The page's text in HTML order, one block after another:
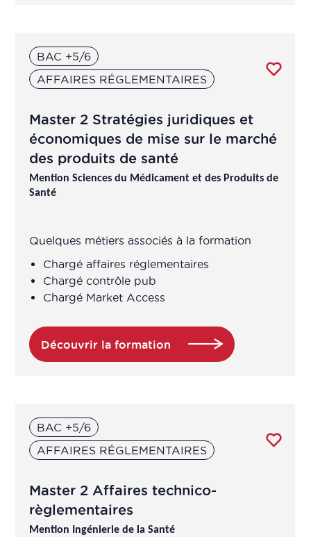
BAC +5/6
AFFAIRES RÉGLEMENTAIRES
Master 2 Stratégies juridiques et
économiques de mise sur le marché
des produits de santé
Mention Sciences du Médicament et des Produits de
Santé
Quelques métiers associés à la formation
Chargé affaires réglementaires
Chargé contrôle pub
Chargé Market Access
Découvrir la formation
BAC +5/6
AFFAIRES RÉGLEMENTAIRES
Master 2 Affaires technico-
règlementaires
Mention Ingénierie de la Santé